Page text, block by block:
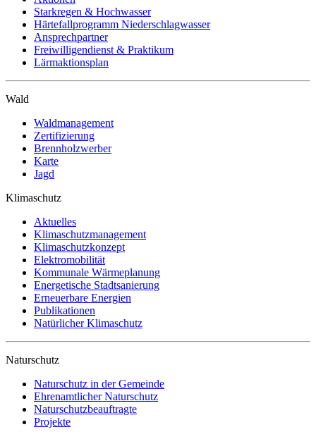
Starkregen & Hochwasser
Härtefallprogramm Niederschlagwasser
Ansprechpartner
Freiwilligendienst & Praktikum
Lärmaktionsplan
Wald
Waldmanagement
Zertifizierung
Brennholzwerber
Karte
Jagd
Klimaschutz
Aktuelles
Klimaschutzmanagement
Klimaschutzkonzept
Elektromobilität
Kommunale Wärmeplanung
Energetische Stadtsanierung
Erneuerbare Energien
Publikationen
Natürlicher Klimaschutz
Naturschutz
Naturschutz in der Gemeinde
Ehrenamtlicher Naturschutz
Naturschutzbeauftragte
Projekte